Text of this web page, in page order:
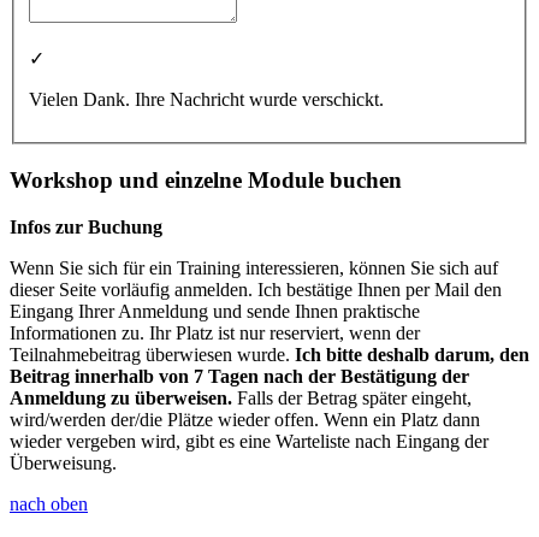
✓
Vielen Dank. Ihre Nachricht wurde verschickt.
Workshop und einzelne Module buchen
Infos zur Buchung
Wenn Sie sich für ein Training interessieren, können Sie sich auf
dieser Seite vorläufig anmelden. Ich bestätige Ihnen per Mail den
Eingang Ihrer Anmeldung und sende Ihnen praktische
Informationen zu. Ihr Platz ist nur reserviert, wenn der
Teilnahmebeitrag überwiesen wurde. Ich bitte deshalb darum, den
Beitrag innerhalb von 7 Tagen nach der Bestätigung der
Anmeldung zu überweisen. Falls der Betrag später eingeht,
wird/werden der/die Plätze wieder offen. Wenn ein Platz dann
wieder vergeben wird, gibt es eine Warteliste nach Eingang der
Überweisung.
nach oben